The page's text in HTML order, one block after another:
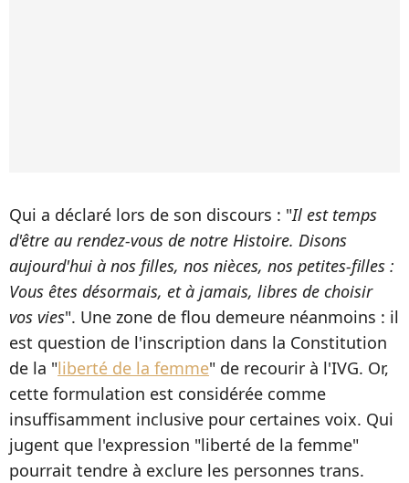
Qui a déclaré lors de son discours : "Il est temps
d'être au rendez-vous de notre Histoire. Disons
aujourd'hui à nos filles, nos nièces, nos petites-filles :
Vous êtes désormais, et à jamais, libres de choisir
vos vies". Une zone de flou demeure néanmoins : il
est question de l'inscription dans la Constitution
de la "liberté de la femme" de recourir à l'IVG. Or,
cette formulation est considérée comme
insuffisamment inclusive pour certaines voix. Qui
jugent que l'expression "liberté de la femme"
pourrait tendre à exclure les personnes trans.